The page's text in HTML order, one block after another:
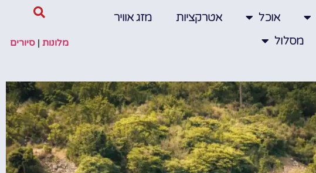
אוכל אטרקציות
מזג אוויר
מסלול מלונות | סיורים